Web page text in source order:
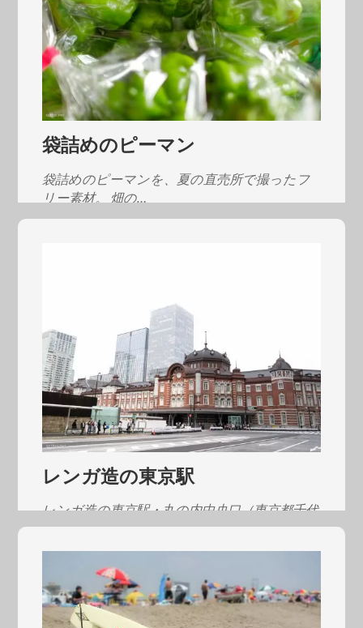
袋詰めのピーマン
袋詰めのピーマンを、夏の直売所で撮ったフ
リー素材。 畑の…
レンガ造の東京駅
レンガ造の東京駅・丸の内中央口（東京都千代
田区）を写した…